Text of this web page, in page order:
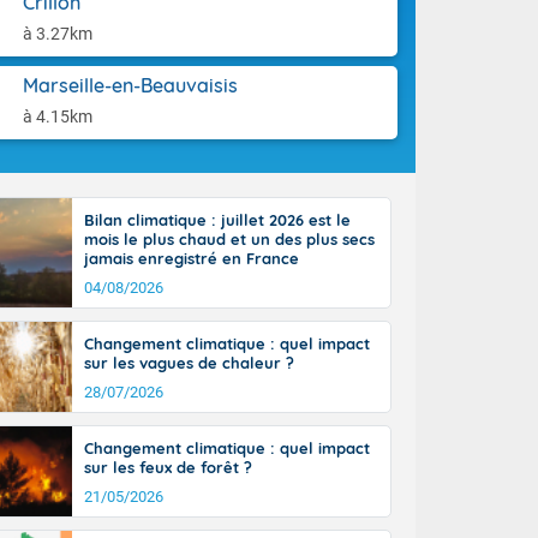
à 3.27km
Marseille-en-Beauvaisis
à 4.15km
l'après-
14
il fait
30 à 35
Bilan climatique : juillet 2026 est le
mois le plus chaud et un des plus secs
jamais enregistré en France
04/08/2026
Changement climatique : quel impact
sur les vagues de chaleur ?
28/07/2026
Changement climatique : quel impact
sur les feux de forêt ?
21/05/2026